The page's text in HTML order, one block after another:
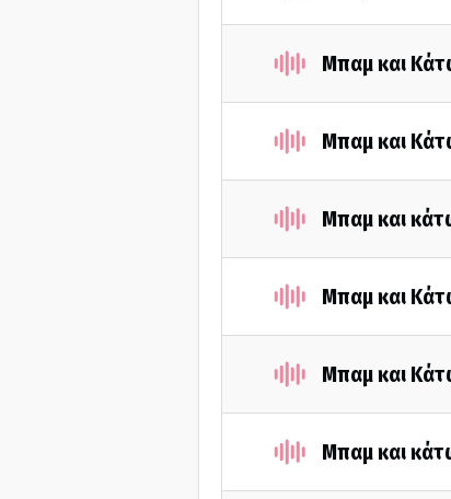
Μπαμ και
Μπαμ και
Μπαμ και
Μπαμ και
Μπαμ και
Μπαμ και